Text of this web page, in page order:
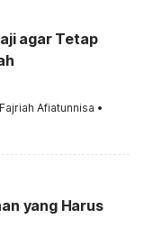
agar Tetap
Afiatunnisa •
yang Harus